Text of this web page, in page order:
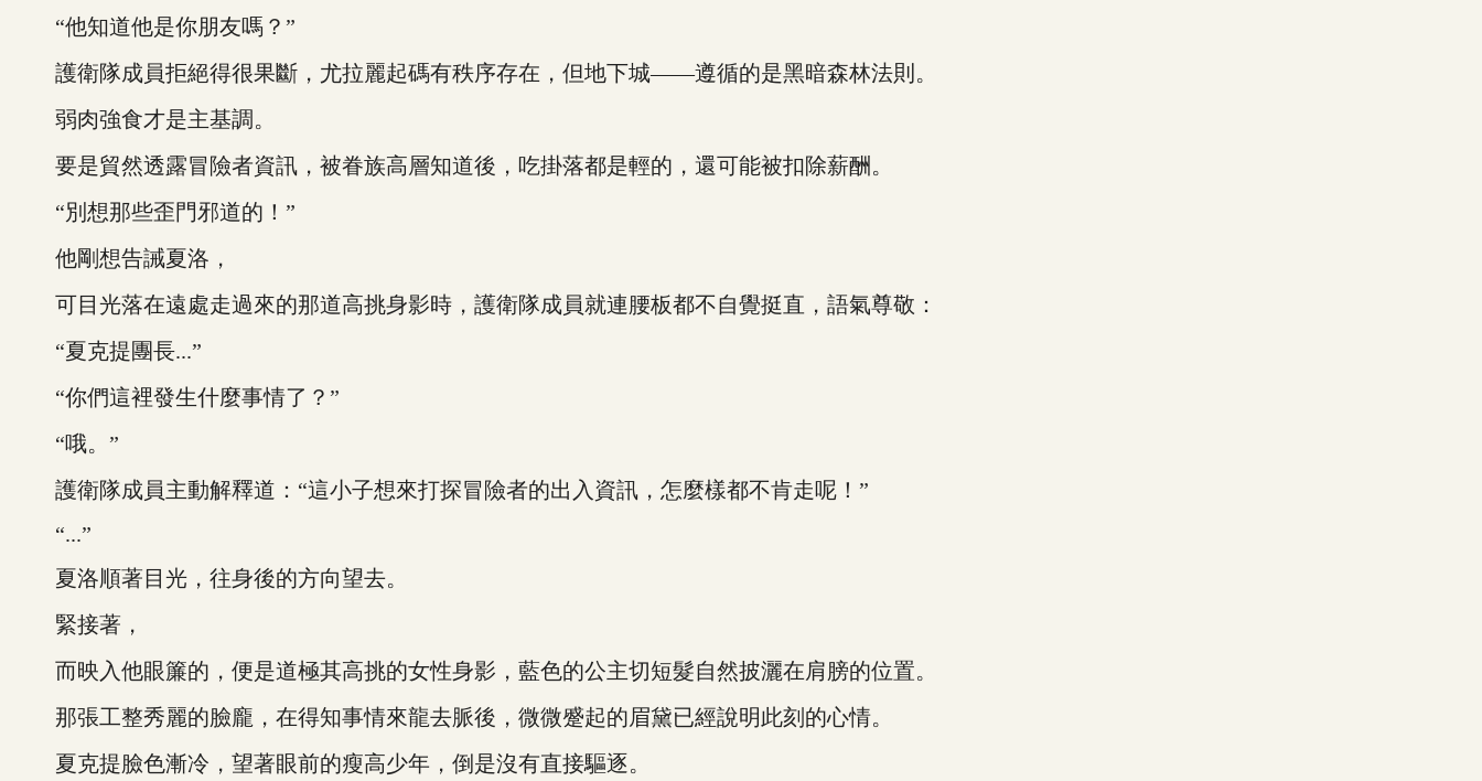
“他知道他是你朋友嗎？”
護衛隊成員拒絕得很果斷，尤拉麗起碼有秩序存在，但地下城——遵循的是黑暗森林法則。
弱肉強食才是主基調。
要是貿然透露冒險者資訊，被眷族高層知道後，吃掛落都是輕的，還可能被扣除薪酬。
“別想那些歪門邪道的！”
他剛想告誡夏洛，
可目光落在遠處走過來的那道高挑身影時，護衛隊成員就連腰板都不自覺挺直，語氣尊敬：
“夏克提團長...”
“你們這裡發生什麼事情了？”
“哦。”
護衛隊成員主動解釋道：“這小子想來打探冒險者的出入資訊，怎麼樣都不肯走呢！”
“...”
夏洛順著目光，往身後的方向望去。
緊接著，
而映入他眼簾的，便是道極其高挑的女性身影，藍色的公主切短髮自然披灑在肩膀的位置。
那張工整秀麗的臉龐，在得知事情來龍去脈後，微微蹙起的眉黛已經說明此刻的心情。
夏克提臉色漸冷，望著眼前的瘦高少年，倒是沒有直接驅逐。